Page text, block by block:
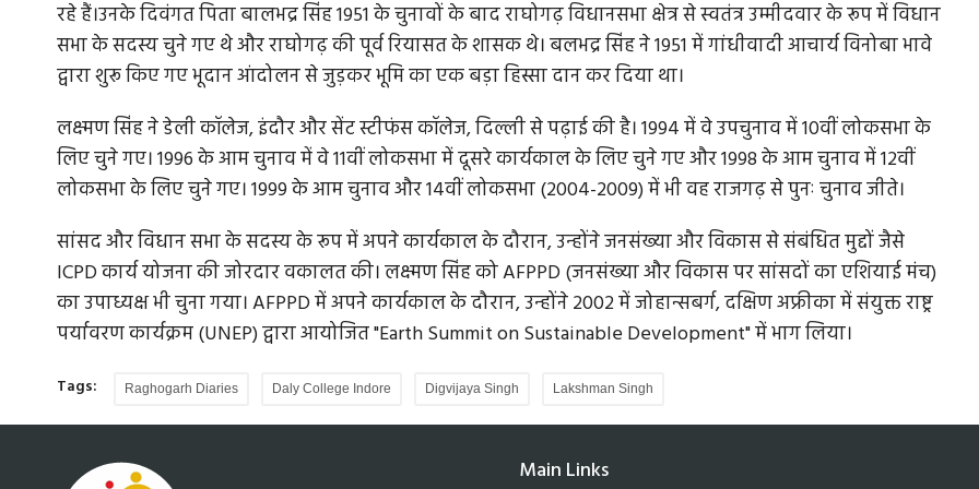
रहे हैं।उनके दिवंगत पिता बालभद्र सिंह 1951 के चुनावों के बाद राघोगढ़ विधानसभा क्षेत्र से स्वतंत्र उम्मीदवार के रूप में विधान
सभा के सदस्य चुने गए थे और राघोगढ़ की पूर्व रियासत के शासक थे। बलभद्र सिंह ने 1951 में गांधीवादी आचार्य विनोबा भावे
द्वारा शुरू किए गए भूदान आंदोलन से जुड़कर भूमि का एक बड़ा हिस्सा दान कर दिया था।
लक्ष्मण सिंह ने डेली कॉलेज, इंदौर और सेंट स्टीफंस कॉलेज, दिल्ली से पढ़ाई की है। 1994 में वे उपचुनाव में 10वीं लोकसभा के
लिए चुने गए। 1996 के आम चुनाव में वे 11वीं लोकसभा में दूसरे कार्यकाल के लिए चुने गए और 1998 के आम चुनाव में 12वीं
लोकसभा के लिए चुने गए। 1999 के आम चुनाव और 14वीं लोकसभा (2004-2009) में भी वह राजगढ़ से पुनः चुनाव जीते।
सांसद और विधान सभा के सदस्य के रूप में अपने कार्यकाल के दौरान, उन्होंने जनसंख्या और विकास से संबंधित मुद्दों जैसे
ICPD कार्य योजना की जोरदार वकालत की। लक्ष्मण सिंह को AFPPD (जनसंख्या और विकास पर सांसदों का एशियाई मंच)
का उपाध्यक्ष भी चुना गया। AFPPD में अपने कार्यकाल के दौरान, उन्होंने 2002 में जोहान्सबर्ग, दक्षिण अफ्रीका में संयुक्त राष्ट्र
पर्यावरण कार्यक्रम (UNEP) द्वारा आयोजित "Earth Summit on Sustainable Development" में भाग लिया।
Tags: Raghogarh Diaries Daly College Indore Digvijaya Singh Lakshman Singh
Main Links